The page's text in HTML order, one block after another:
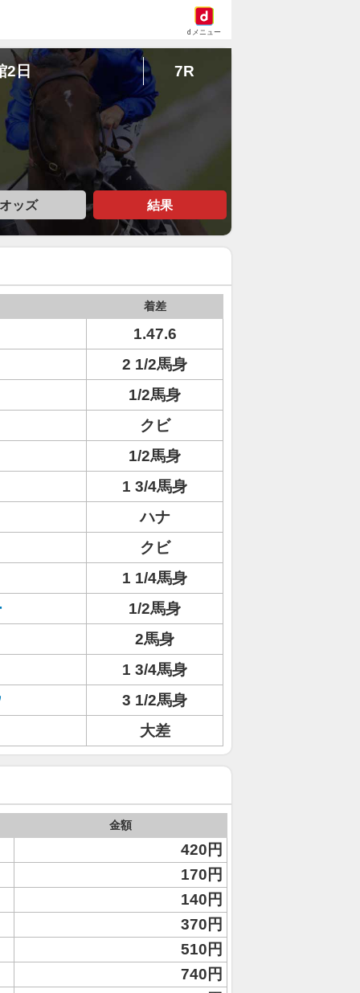
dメニュー
2日 7R
オッズ 結果
着差
1.47.6
2 1/2馬身
1/2馬身
クビ
1/2馬身
1 3/4馬身
ハナ
クビ
1 1/4馬身
1/2馬身
2馬身
1 3/4馬身
3 1/2馬身
大差
金額
420円
170円
140円
370円
510円
740円